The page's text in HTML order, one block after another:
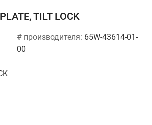
PLATE, TILT LOCK
# производителя: 65W-43614-01-
00